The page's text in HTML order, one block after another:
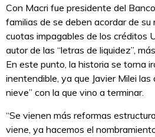
Con Macri fue presidente del
familias de se deben acordar de su
cuotas impagables de los créditos
autor de las “letras de liquidez”,
En este punto, la historia se torna
inentendible, ya que Javier Milei las
nieve” con la que vino a terminar.
“Se vienen más reformas
viene, ya hacemos el